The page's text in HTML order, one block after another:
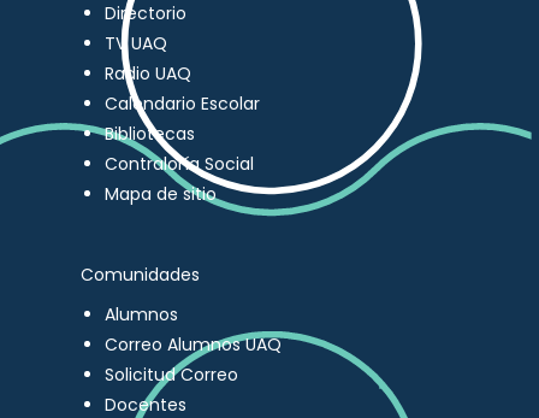
Directorio
TV UAQ
Radio UAQ
Calendario Escolar
Bibliotecas
Contraloría Social
Mapa de sitio
Comunidades
Alumnos
Correo Alumnos UAQ
Solicitud Correo
Docentes